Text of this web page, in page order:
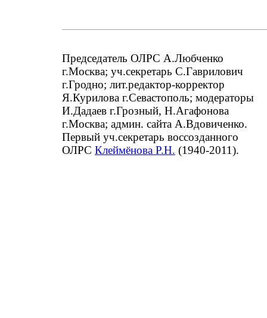
Председатель ОЛРС А.Любченко
г.Москва; уч.секретарь С.Гаврилович
г.Гродно; лит.редактор-корректор
Я.Курилова г.Севастополь; модераторы
И.Дадаев г.Грозный, Н.Агафонова
г.Москва; админ. сайта А.Вдовиченко.
Первый уч.секретарь воссозданного
ОЛРС Клеймёнова Р.Н. (1940-2011).